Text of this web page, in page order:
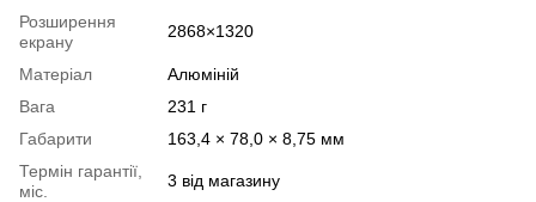
Розширення
екрану
2868×1320
Матеріал
Алюміній
Вага
231 г
Габарити
163,4 × 78,0 × 8,75 мм
Термін гарантії,
міс.
3 від магазину